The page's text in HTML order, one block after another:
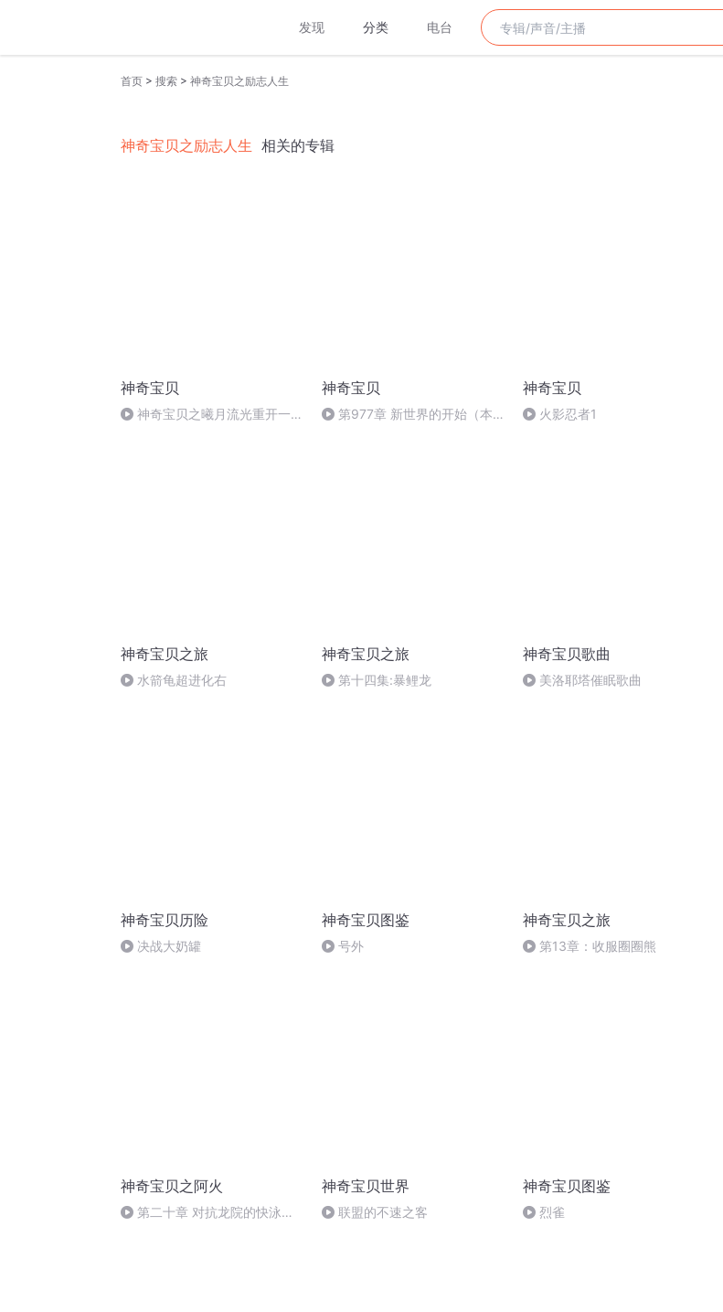
发现 分类 电台
首页 > 搜索 > 神奇宝贝之励志人生
神奇宝贝之励志人生 相关的专辑
神奇宝贝
神奇宝贝之曦月流光重开一个
神奇宝贝
第977章 新世界的开始（本
神奇宝贝
火影忍者1
神奇宝贝之旅
水箭龟超进化右
神奇宝贝之旅
第十四集:暴鲤龙
神奇宝贝歌曲
美洛耶塔催眠歌曲
神奇宝贝历险
决战大奶罐
神奇宝贝图鉴
号外
神奇宝贝之旅
第13章：收服圈圈熊
神奇宝贝之阿火
第二十章 对抗龙院的快泳
神奇宝贝世界
联盟的不速之客
神奇宝贝图鉴
烈雀